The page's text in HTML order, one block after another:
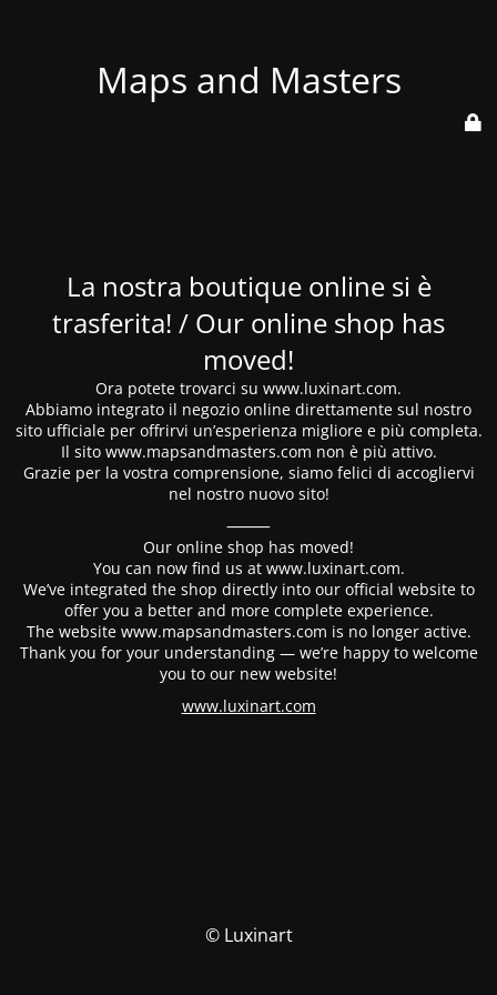
Maps and Masters
La nostra boutique online si è
trasferita! / Our online shop has
moved!
Ora potete trovarci su www.luxinart.com.
Abbiamo integrato il negozio online direttamente sul nostro
sito ufficiale per offrirvi un’esperienza migliore e più completa.
Il sito www.mapsandmasters.com non è più attivo.
Grazie per la vostra comprensione, siamo felici di accogliervi
nel nostro nuovo sito!
⸻
Our online shop has moved!
You can now find us at www.luxinart.com.
We’ve integrated the shop directly into our official website to
offer you a better and more complete experience.
The website www.mapsandmasters.com is no longer active.
Thank you for your understanding — we’re happy to welcome
you to our new website!
www.luxinart.com
© Luxinart